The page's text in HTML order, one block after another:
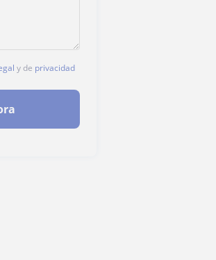
y de privacidad